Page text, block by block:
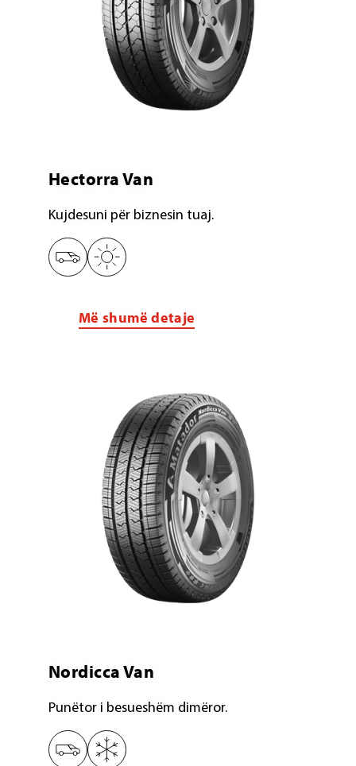
Hectorra Van
Kujdesuni për biznesin tuaj.
Më shumë detaje
Nordicca Van
Punëtor i besueshëm dimëror.